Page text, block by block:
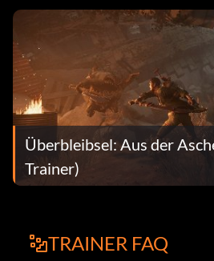
Überbleibsel: Aus der
Trainer)
TRAINER FAQ